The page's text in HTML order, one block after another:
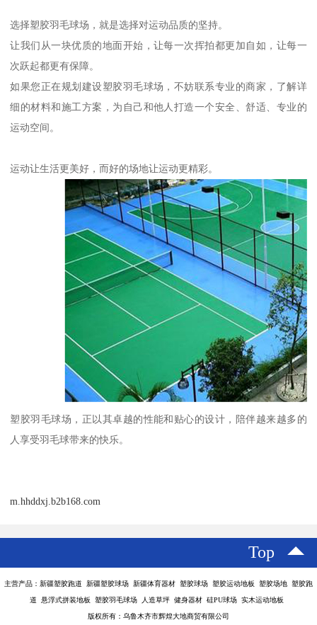
选择塑胶羽毛球场，就是选择对运动品质的坚持。
让我们从一块优质的地面开始，让每一次挥拍都更加自如，让每一
次跃起都更有保障。
如果您正在规划建设塑胶羽毛球场，不妨联系专业的商家，了解详
细的材料和施工方案，为自己和他人打造一个安全、舒适、专业的
运动空间。
运动让生活更美好，而好的场地让运动更精彩。
塑胶羽毛球场，正以其卓越的性能和贴心的设计，陪伴越来越多的
人享受羽毛球带来的快乐。
m.hhddxj.b2b168.com
Top
主营产品：新疆塑胶跑道 新疆塑胶球场 新疆体育器材 塑胶球场 塑胶运动地板 塑胶场地 塑胶跑
道 悬浮式拼装地板 塑胶羽毛球场 人造草坪 健身器材 硅PU球场 实木运动地板
版权所有：乌鲁木齐市辉煌大地商贸有限公司